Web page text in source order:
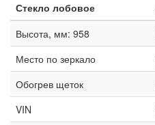
Стекло лобовое
Высота, мм: 958
Место по зеркало
Обогрев щеток
VIN